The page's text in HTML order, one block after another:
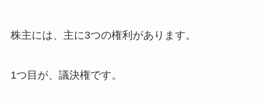
株主には、主に3つの権利があります。
1つ目が、議決権です。